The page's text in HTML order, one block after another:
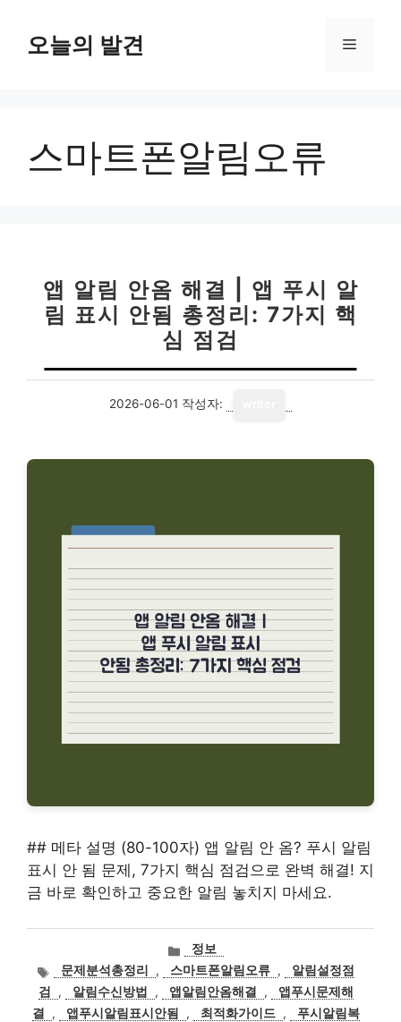
오늘의 발견 메
스마트폰알림오류
앱 알림 안옴 해결 | 앱 푸시 알
림 표시 안됨 총정리: 7가지 핵
심 점검
2026-06-01 작성자:
## 메타 설명 (80-100자) 앱 알림 안 옴? 푸시 알림
표시 안 됨 문제, 7가지 핵심 점검으로 완벽 해결! 지
금 바로 확인하고 중요한 알림 놓치지 마세요.
카
테
고
리
정보
태문제분석총정리 , 스마트폰알림오류 ,
알림설정점
검
, 알림수신방법 , 앱알림안옴해결 ,
앱푸시문제해
결
, 앱푸시알림표시안됨 , 최적화가이드 ,
푸시알림복